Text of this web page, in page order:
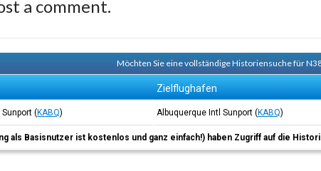
a comment.
Möchten Sie eine vollständige Historiensuche für
Zielflughafen
(KABQ) Albuquerque Intl Sunport (KABQ)
als Basisnutzer ist kostenlos und ganz einfach!) haben Zugriff auf die